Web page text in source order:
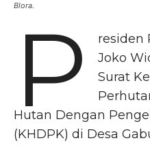
Blora.
P
residen
Joko
Surat
Hutan Dengan
(KHDPK) di Desa